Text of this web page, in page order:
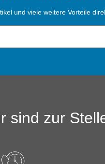
und viele weitere Vorteile
sind zur